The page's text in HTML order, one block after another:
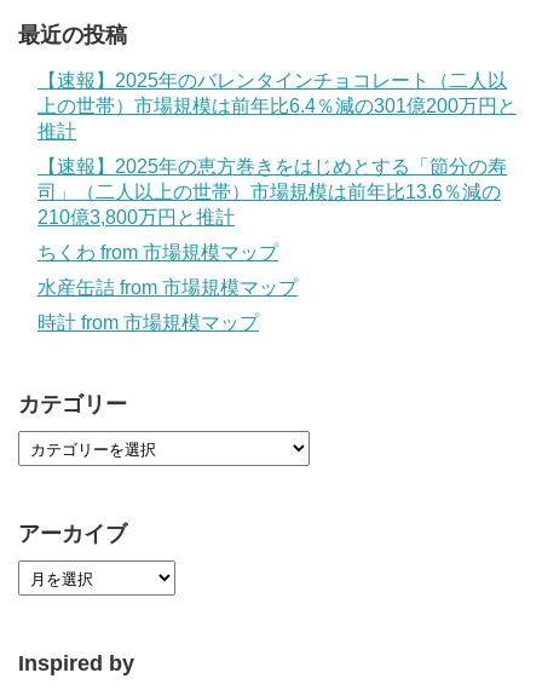
最近の投稿
【速報】2025年のバレンタインチョコレート（二人以
上の世帯）市場規模は前年比6.4％減の301億200万円と
推計
【速報】2025年の恵方巻きをはじめとする「節分の寿
司」（二人以上の世帯）市場規模は前年比13.6％減の
210億3,800万円と推計
ちくわ from 市場規模マップ
水産缶詰 from 市場規模マップ
時計 from 市場規模マップ
カテゴリー
アーカイブ
Inspired by